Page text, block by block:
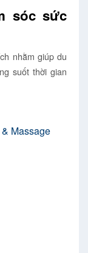
sóc sức
nhằm giúp du
suốt thời gian